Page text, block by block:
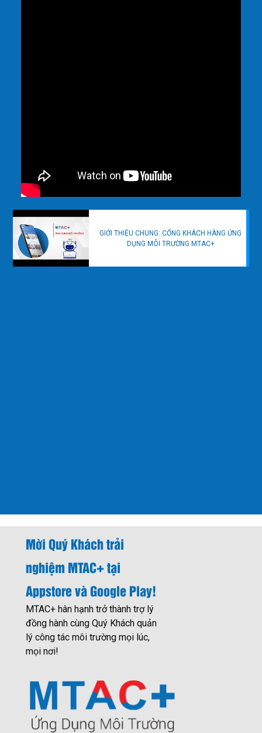
GIỚI THIỆU CHUNG: CỔNG KHÁCH HÀNG ỨNG
DỤNG MÔI TRƯỜNG MTAC+
Mời Quý Khách trải
nghiệm MTAC+ tại
Appstore và Google Play!
MTAC+ hân hạnh trở thành trợ lý
đồng hành cùng Quý Khách quản
lý công tác môi trường mọi lúc,
mọi nơi!